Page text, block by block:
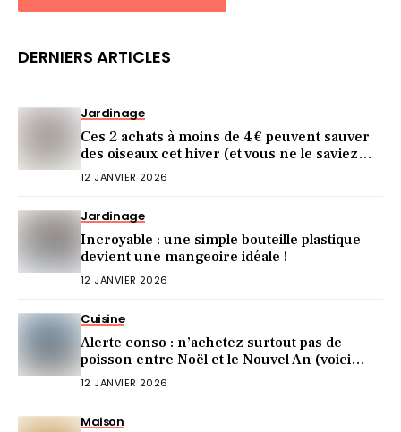
DERNIERS ARTICLES
Jardinage
Ces 2 achats à moins de 4 € peuvent sauver
des oiseaux cet hiver (et vous ne le saviez
pas)
12 JANVIER 2026
Jardinage
Incroyable : une simple bouteille plastique
devient une mangeoire idéale !
12 JANVIER 2026
Cuisine
Alerte conso : n’achetez surtout pas de
poisson entre Noël et le Nouvel An (voici
pourquoi)
12 JANVIER 2026
Maison